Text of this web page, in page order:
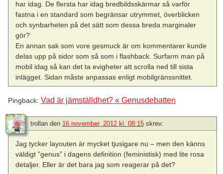
har idag. De flersta har idag bredbildsskärmar så varför
fastna i en standard som begränsar utrymmet, överblicken
och synbarheten på det sätt som dessa breda marginaler
gör?
En annan sak som vore gesmuck är om kommentarer kunde
delas upp på sidor som så som i flashback. Surfarm man på
mobil idag så kan det ta evigheter att scrolla ned till sista
inlägget. Sidan måste anpassas enligt mobilgränssnittet.
Pingback: Vad är jämställdhet? « Genusdebatten
trollan den 16 november, 2012 kl. 08:15 skrev:
Jag tycker layouten är mycket tjusigare nu – men den känns
väldigt ”genus” i dagens definition (feministisk) med lite rosa
detaljer. Eller är det bara jag som reagerar på det?